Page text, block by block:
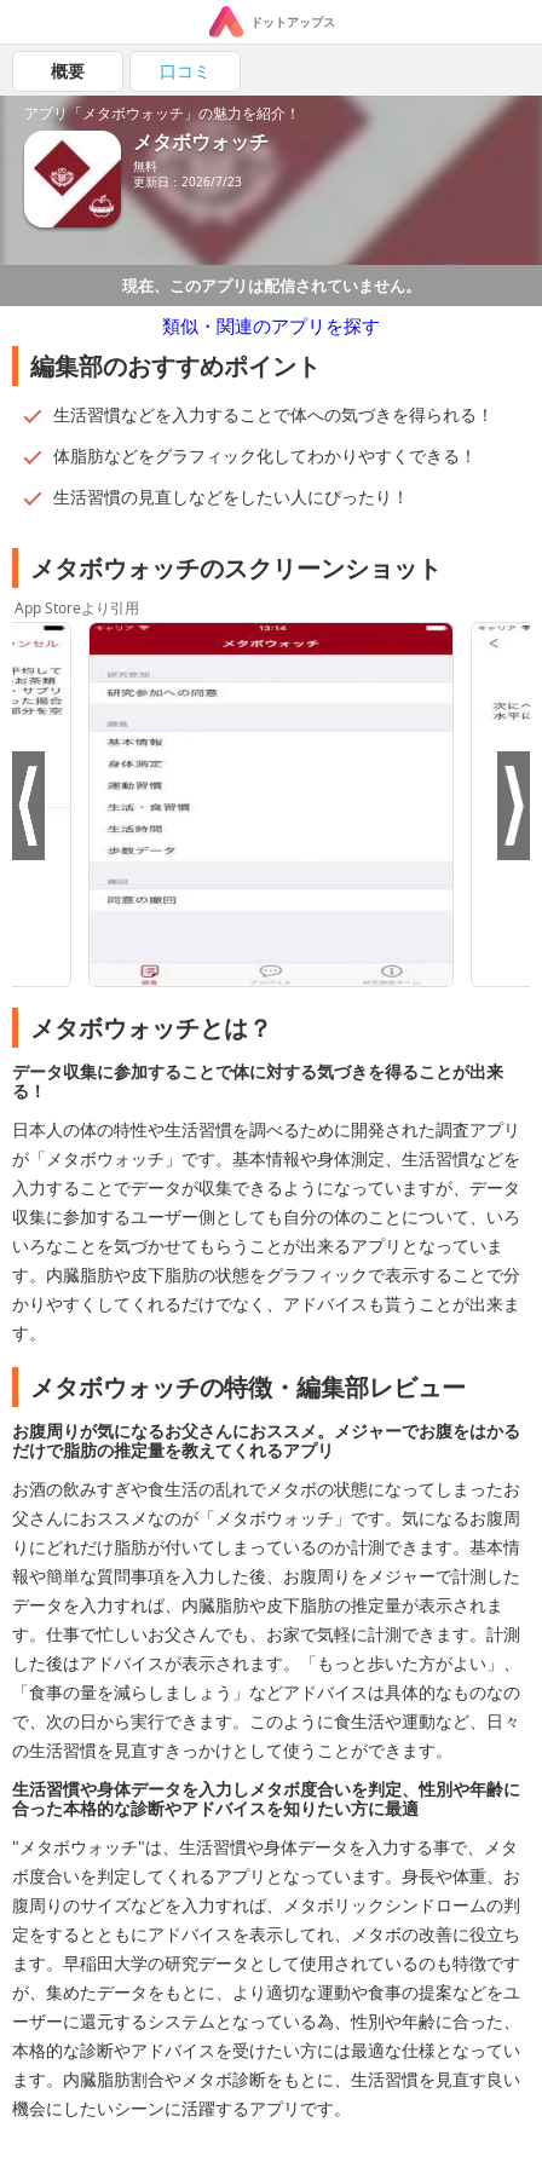
ドットアップス
概要 口コミ
アプリ「メタボウォッチ」の魅力を紹介！
メタボウォッチ
無料
更新日：2026/7/23
現在、このアプリは配信されていません。
類似・関連のアプリを探す
編集部のおすすめポイント
生活習慣などを入力することで体への気づきを得られる！
体脂肪などをグラフィック化してわかりやすくできる！
生活習慣の見直しなどをしたい人にぴったり！
メタボウォッチのスクリーンショット
App Storeより引用
メタボウォッチとは？
データ収集に参加することで体に対する気づきを得ることが出来
る！
日本人の体の特性や生活習慣を調べるために開発された調査アプリ
が「メタボウォッチ」です。基本情報や身体測定、生活習慣などを
入力することでデータが収集できるようになっていますが、データ
収集に参加するユーザー側としても自分の体のことについて、いろ
いろなことを気づかせてもらうことが出来るアプリとなっていま
す。内臓脂肪や皮下脂肪の状態をグラフィックで表示することで分
かりやすくしてくれるだけでなく、アドバイスも貰うことが出来ま
す。
メタボウォッチの特徴・編集部レビュー
お腹周りが気になるお父さんにおススメ。メジャーでお腹をはかる
だけで脂肪の推定量を教えてくれるアプリ
お酒の飲みすぎや食生活の乱れでメタボの状態になってしまったお
父さんにおススメなのが「メタボウォッチ」です。気になるお腹周
りにどれだけ脂肪が付いてしまっているのか計測できます。基本情
報や簡単な質問事項を入力した後、お腹周りをメジャーで計測した
データを入力すれば、内臓脂肪や皮下脂肪の推定量が表示されま
す。仕事で忙しいお父さんでも、お家で気軽に計測できます。計測
した後はアドバイスが表示されます。「もっと歩いた方がよい」、
「食事の量を減らしましょう」などアドバイスは具体的なものなの
で、次の日から実行できます。このように食生活や運動など、日々
の生活習慣を見直すきっかけとして使うことができます。
生活習慣や身体データを入力しメタボ度合いを判定、性別や年齢に
合った本格的な診断やアドバイスを知りたい方に最適
"メタボウォッチ"は、生活習慣や身体データを入力する事で、メタ
ボ度合いを判定してくれるアプリとなっています。身長や体重、お
腹周りのサイズなどを入力すれば、メタボリックシンドロームの判
定をするとともにアドバイスを表示してれ、メタボの改善に役立ち
ます。早稲田大学の研究データとして使用されているのも特徴です
が、集めたデータをもとに、より適切な運動や食事の提案などをユ
ーザーに還元するシステムとなっている為、性別や年齢に合った、
本格的な診断やアドバイスを受けたい方には最適な仕様となってい
ます。内臓脂肪割合やメタボ診断をもとに、生活習慣を見直す良い
機会にしたいシーンに活躍するアプリです。